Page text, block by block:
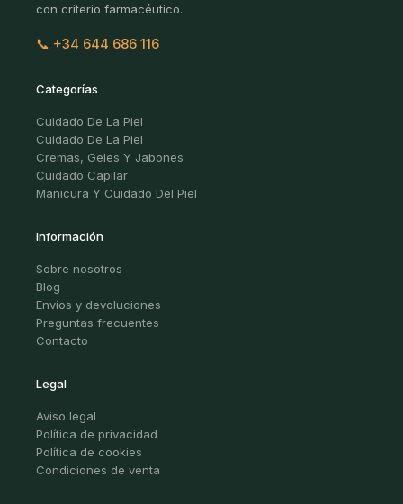
con criterio farmacéutico.
📞 +34 644 686 116
Categorías
Cuidado De La Piel
Cuidado De La Piel
Cremas, Geles Y Jabones
Cuidado Capilar
Manicura Y Cuidado Del Piel
Información
Sobre nosotros
Blog
Envíos y devoluciones
Preguntas frecuentes
Contacto
Legal
Aviso legal
Política de privacidad
Política de cookies
Condiciones de venta